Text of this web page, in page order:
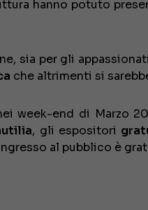
hanno potuto
sia per gli
che altrimenti si
week-end di Marzo
, gli espositori
al pubblico è